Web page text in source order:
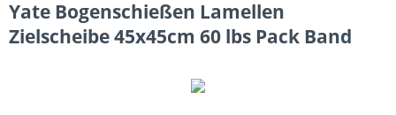
Yate Bogenschießen Lamellen
Zielscheibe 45x45cm 60 lbs Pack Band